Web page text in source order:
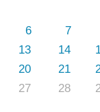
6
7
13
14
20
21
27
28